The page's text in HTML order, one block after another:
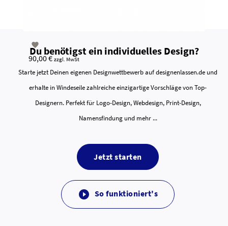

90,00 € zzgl. MwSt
Du benötigst ein individuelles Design?
Starte jetzt Deinen eigenen Designwettbewerb auf designenlassen.de und
erhalte in Windeseile zahlreiche einzigartige Vorschläge von Top-
Designern. Perfekt für Logo-Design, Webdesign, Print-Design,
Namensfindung und mehr ...
Jetzt starten
 So funktioniert's